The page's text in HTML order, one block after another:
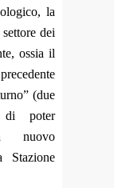
la
dei
ossia il
(due
di poter
nuovo
Stazione